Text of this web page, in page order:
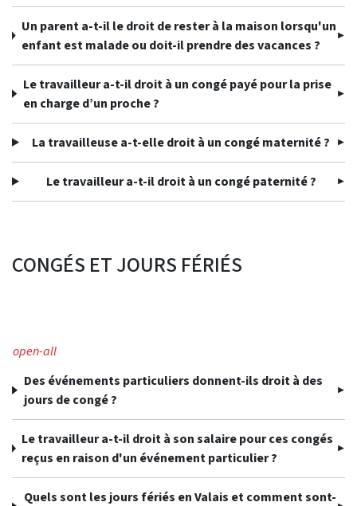
Un parent a-t-il le droit de rester à la maison lorsqu'un
enfant est malade ou doit-il prendre des vacances ?
Le travailleur a-t-il droit à un congé payé pour la prise
en charge d’un proche ?
La travailleuse a-t-elle droit à un congé maternité ?
Le travailleur a-t-il droit à un congé paternité ?
CONGÉS ET JOURS FÉRIÉS
open-all
Des événements particuliers donnent-ils droit à des
jours de congé ?
Le travailleur a-t-il droit à son salaire pour ces congés
reçus en raison d'un événement particulier ?
Quels sont les jours fériés en Valais et comment sont-